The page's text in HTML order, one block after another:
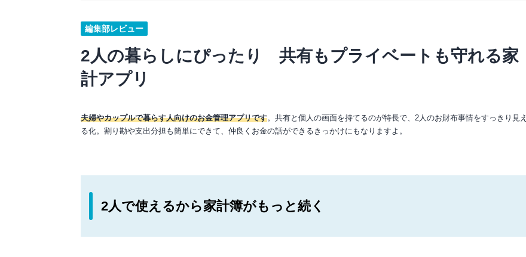
編集部レビュー
2人の暮らしにぴったり 共有もプライベートも守れる家
計アプリ
夫婦やカップルで暮らす人向けのお金管理アプリです。共有と個人の画面を持てるのが特長で、2人のお財布事情をすっきり見え
る化。割り勘や支出分担も簡単にできて、仲良くお金の話ができるきっかけにもなりますよ。
2人で使えるから家計簿がもっと続く